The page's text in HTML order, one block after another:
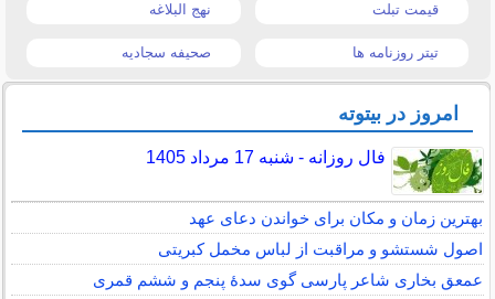
قیمت تبلت نهج البلاغه
تیتر روزنامه ها صحیفه سجادیه
امروز در بیتوته
فال روزانه - شنبه 17 مرداد 1405
بهترین زمان و مکان برای خواندن دعای عهد
اصول شستشو و مراقبت از لباس مخمل کبریتی
عمعق بخاری شاعر پارسی گوی سدهٔ پنجم و ششم قمری